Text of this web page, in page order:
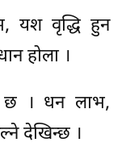
यश वृद्धि हुन
होला ।
छ । धन लाभ,
देखिन्छ ।